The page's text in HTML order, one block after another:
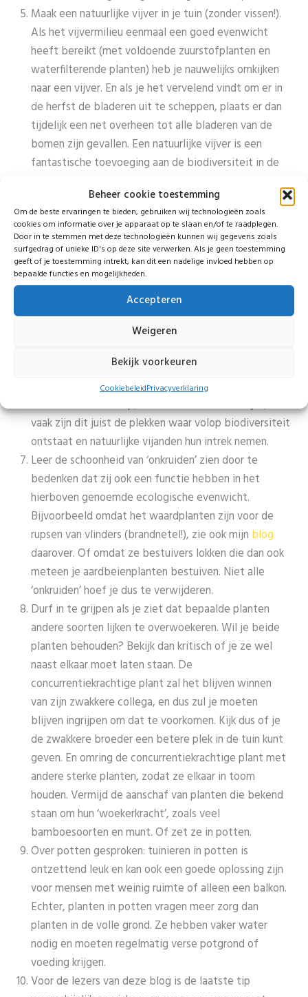
Beheer cookie toestemming
Om de beste ervaringen te bieden, gebruiken wij technologieën zoals
cookies om informatie over je apparaat op te slaan en/of te raadplegen.
Door in te stemmen met deze technologieën kunnen wij gegevens zoals
surfgedrag of unieke ID's op deze site verwerken. Als je geen toestemming
geeft of je toestemming intrekt, kan dit een nadelige invloed hebben op
bepaalde functies en mogelijkheden.
Accepteren
Weigeren
Bekijk voorkeuren
CookiebeleidPrivacyverklaring
Maak een natuurlijke vijver in je tuin (zonder vissen!).
Als het vijvermilieu eenmaal een goed evenwicht
heeft bereikt (met voldoende zuurstofplanten en
waterfilterende planten) heb je nauwelijks omkijken
naar een vijver. En als je het vervelend vindt om er in
de herfst de bladeren uit te scheppen, plaats er dan
tijdelijk een net overheen tot alle bladeren van de
bomen zijn gevallen. Een natuurlijke vijver is een
fantastische toevoeging aan de biodiversiteit in de
Kijk, observeer en leun achterover. Probeer te
begrijpen hoe een ecologisch evenwicht werkt: het is
een kwestie van eten en gegeten worden. Van het
bodemleven tot roofdieren: voor iedereen is plaats
en samen houden zij in een gezonde situatie het
evenwicht in stand. Bij een plaag van bijvoorbeeld
rupsen of luizen: sla niet meteen aan het bestrijden,
maar wacht tot natuurlijke vijanden van het plaagdier
biodiversiteit in je tuin om het voor die natuurlijke
vijanden ook een aantrekkelijke plek te maken. Ruim
dus niet eindeloos op, maar houd rommelhoekjes;
vaak zijn dit juist de plekken waar volop biodiversiteit
ontstaat en natuurlijke vijanden hun intrek nemen.
Leer de schoonheid van ‘onkruiden’ zien door te
bedenken dat zij ook een functie hebben in het
hierboven genoemde ecologische evenwicht.
Bijvoorbeeld omdat het waardplanten zijn voor de
rupsen van vlinders (brandnetel!), zie ook mijn blog
daarover. Of omdat ze bestuivers lokken die dan ook
meteen je aardbeienplanten bestuiven. Niet alle
‘onkruiden’ hoef je dus te verwijderen.
Durf in te grijpen als je ziet dat bepaalde planten
andere soorten lijken te overwoekeren. Wil je beide
planten behouden? Bekijk dan kritisch of je ze wel
naast elkaar moet laten staan. De
concurrentiekrachtige plant zal het blijven winnen
van zijn zwakkere collega, en dus zul je moeten
blijven ingrijpen om dat te voorkomen. Kijk dus of je
de zwakkere broeder een betere plek in de tuin kunt
geven. En omring de concurrentiekrachtige plant met
andere sterke planten, zodat ze elkaar in toom
houden. Vermijd de aanschaf van planten die bekend
staan om hun ‘woekerkracht’, zoals veel
bamboesoorten en munt. Of zet ze in potten.
Over potten gesproken: tuinieren in potten is
ontzettend leuk en kan ook een goede oplossing zijn
voor mensen met weinig ruimte of alleen een balkon.
Echter, planten in potten vragen meer zorg dan
planten in de volle grond. Ze hebben vaker water
nodig en moeten regelmatig verse potgrond of
voeding krijgen.
Voor de lezers van deze blog is de laatste tip